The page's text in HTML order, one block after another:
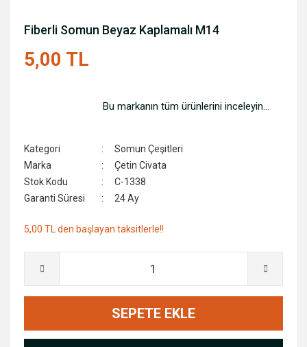
Fiberli Somun Beyaz Kaplamalı M14
5,00 TL
Bu markanın tüm ürünlerini inceleyin...
Kategori
Somun Çeşitleri
Marka
Çetin Civata
Stok Kodu
C-1338
Garanti Süresi
24 Ay
5,00 TL den başlayan taksitlerle!!
SEPETE EKLE